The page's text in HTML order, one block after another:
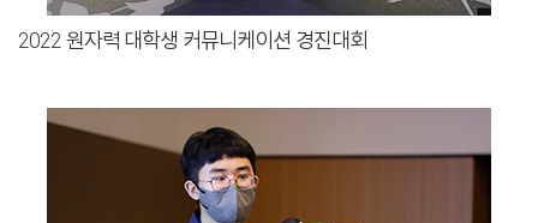
2022 원자력 대학생 커뮤니케이션 경진대회